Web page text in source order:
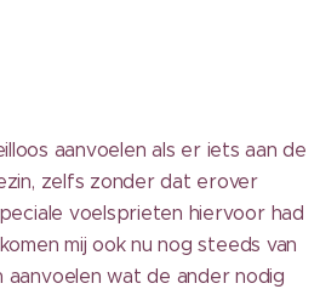
aanvoelen als er iets aan de
zelfs zonder dat erover
voelsprieten hiervoor had
mij ook nu nog steeds van
aanvoelen wat de ander nodig